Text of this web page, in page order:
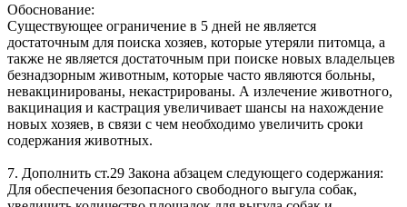
Обоснование:
Существующее ограничение в 5 дней не является
достаточным для поиска хозяев, которые утеряли питомца, а
также не является достаточным при поиске новых владельцев
безнадзорным животным, которые часто являются больны,
невакцинированы, некастрированы. А излечение животного,
вакцинация и кастрация увеличивает шансы на нахождение
новых хозяев, в связи с чем необходимо увеличить сроки
содержания животных.
7. Дополнить ст.29 Закона абзацем следующего содержания:
Для обеспечения безопасного свободного выгула собак,